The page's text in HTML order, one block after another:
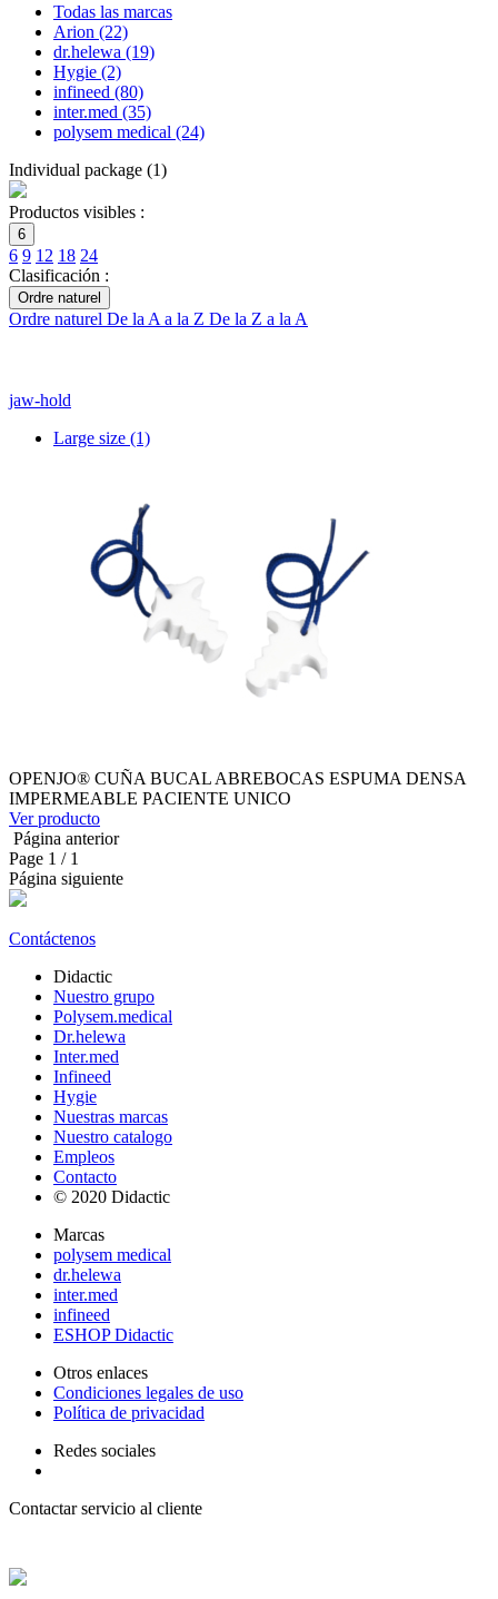
Todas las marcas
Arion (22)
dr.helewa (19)
Hygie (2)
infineed (80)
inter.med (35)
polysem medical (24)
Individual package (1)
Productos visibles :
6
6 9 12 18 24
Clasificación :
Ordre naturel
Ordre naturel De la A a la Z De la Z a la A
jaw-hold
Large size (1)
OPENJO® CUÑA BUCAL ABREBOCAS ESPUMA DENSA
IMPERMEABLE PACIENTE UNICO
Ver producto
Página anterior
Page 1 / 1
Página siguiente
Contáctenos
Didactic
Nuestro grupo
Polysem.medical
Dr.helewa
Inter.med
Infineed
Hygie
Nuestras marcas
Nuestro catalogo
Empleos
Contacto
© 2020 Didactic
Marcas
polysem medical
dr.helewa
inter.med
infineed
ESHOP Didactic
Otros enlaces
Condiciones legales de uso
Política de privacidad
Redes sociales
Contactar servicio al cliente